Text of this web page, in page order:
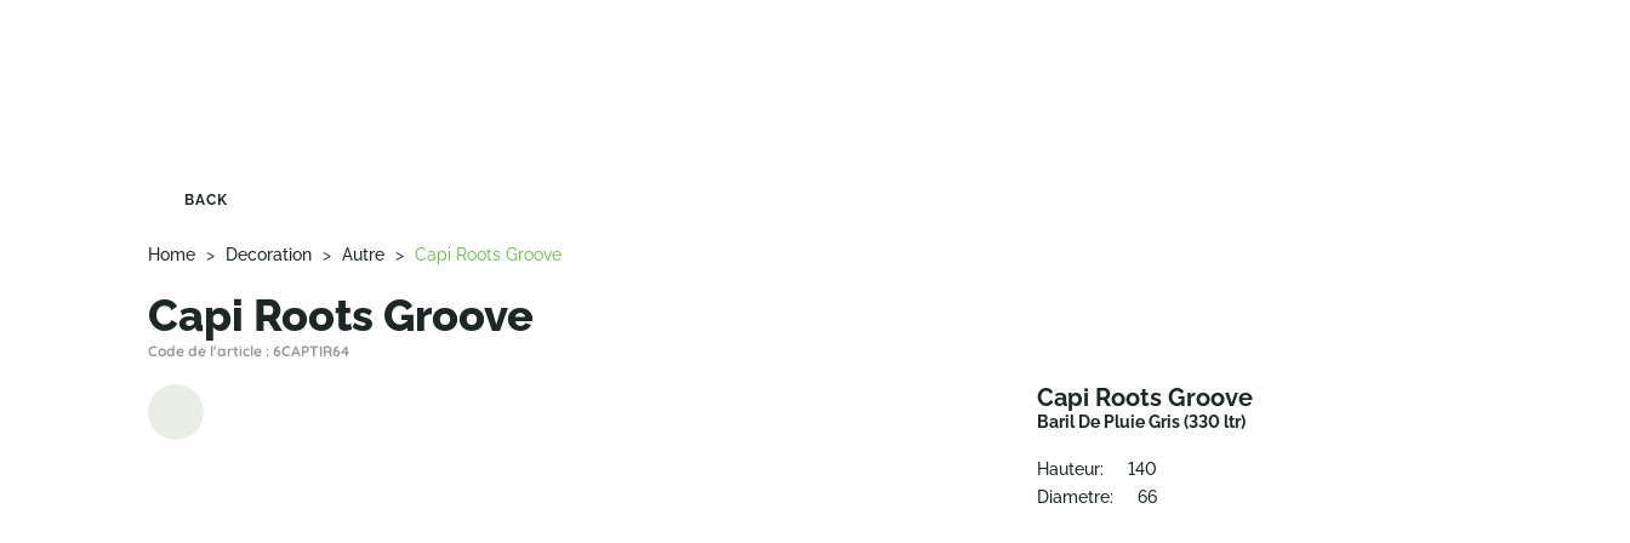
BACK
Home > Decoration > Autre > Capi Roots Groove
Capi Roots Groove
Code de l'article : 6CAPTIR64
Capi Roots Groove
Baril De Pluie Gris (330 ltr)
Hauteur:
140
Diametre:
66